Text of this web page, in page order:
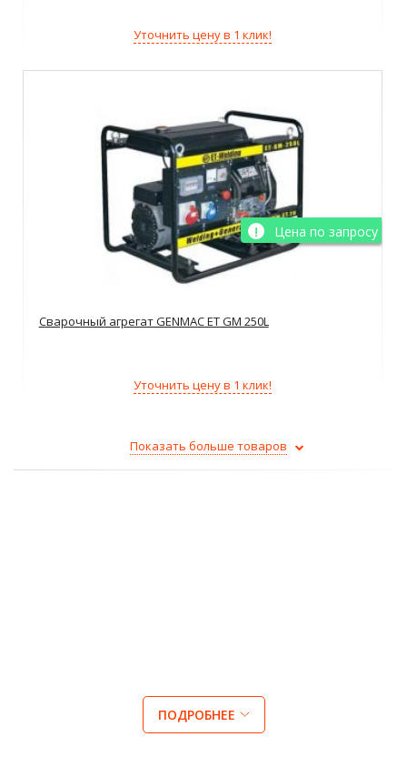
Уточнить цену в 1 клик!
Цена по запросу
Сварочный агрегат GENMAC ET GM 250L
Уточнить цену в 1 клик!
Показать больше товаров
ПОДРОБНЕЕ